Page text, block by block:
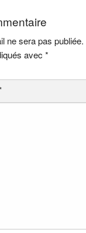
ne sera pas publiée.
avec*